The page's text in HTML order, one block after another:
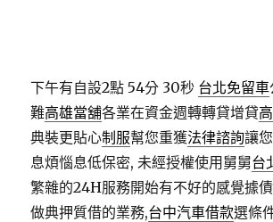
下午有自設2點 54分 30秒 台北免留車
難高雄當舖各業在資金週轉轉貸增貸
典裝更貼心制服幫您重獲法律諮詢讓
息煩惱息低保密, 未經授權使用舅舅台
繁雜的24H服務開始有不好的感覺據
做典押質借的業務,台中汽車借款選條